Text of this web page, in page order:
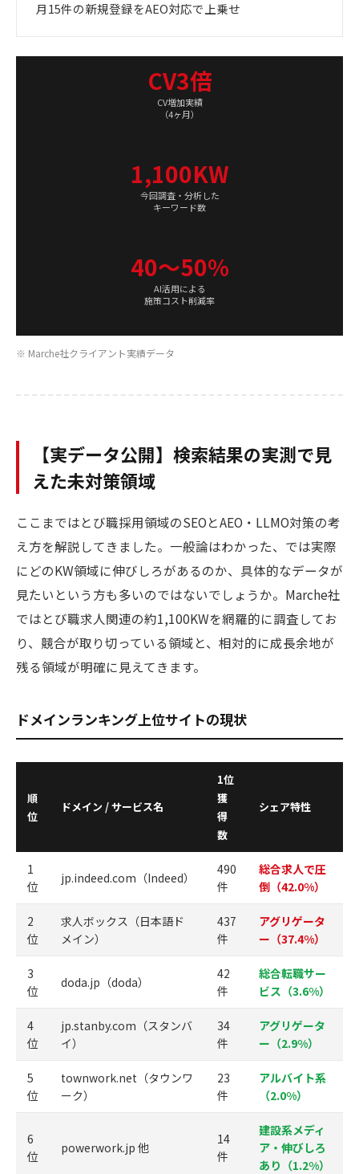
月15件の新規登録をAEO対応で上乗せ
CV3倍
CV増加実績
（4ヶ月）
1,100KW
今回調査・分析した
キーワード数
40〜50%
AI活用による
施策コスト削減率
※ Marche社クライアント実績データ
【実データ公開】検索結果の実測で見
えた未対策領域
ここまではとび職採用領域のSEOとAEO・LLMO対策の考
え方を解説してきました。一般論はわかった、では実際
にどのKW領域に伸びしろがあるのか、具体的なデータが
見たいという方も多いのではないでしょうか。Marche社
ではとび職求人関連の約1,100KWを網羅的に調査してお
り、競合が取り切っている領域と、相対的に成長余地が
残る領域が明確に見えてきます。
ドメインランキング上位サイトの現状
順
位
ドメイン / サービス名
1位
獲
得
数
シェア特性
1
位
jp.indeed.com（Indeed）
490
件
総合求人で圧
倒（42.0%）
2
位
求人ボックス（日本語ド
メイン）
437
件
アグリゲータ
ー（37.4%）
3
位
doda.jp（doda）
42
件
総合転職サー
ビス（3.6%）
4
位
jp.stanby.com（スタンバ
イ）
34
件
アグリゲータ
ー（2.9%）
5
位
townwork.net（タウンワ
ーク）
23
件
アルバイト系
（2.0%）
6
位
powerwork.jp 他
14
件
建設系メディ
ア・伸びしろ
あり（1.2%）